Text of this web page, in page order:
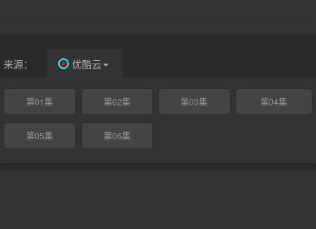
来源： 优酷云
第01集 第02集 第03集 第04集
第05集 第06集